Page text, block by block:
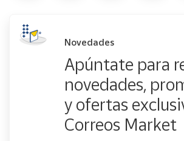
Novedades
Apúntate para
novedades,
y ofertas
Correos Market